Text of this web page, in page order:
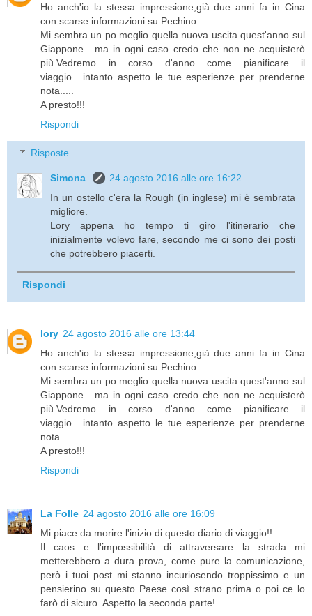
Ho anch'io la stessa impressione,già due anni fa in Cina
con scarse informazioni su Pechino.....
Mi sembra un po meglio quella nuova uscita quest'anno sul
Giappone....ma in ogni caso credo che non ne acquisterò
più.Vedremo in corso d'anno come pianificare il
viaggio....intanto aspetto le tue esperienze per prenderne
nota.....
A presto!!!
Rispondi
Risposte
Simona
24 agosto 2016 alle ore 16:22
In un ostello c'era la Rough (in inglese) mi è sembrata
migliore.
Lory appena ho tempo ti giro l'itinerario che
inizialmente volevo fare, secondo me ci sono dei posti
che potrebbero piacerti.
Rispondi
lory 24 agosto 2016 alle ore 13:44
Ho anch'io la stessa impressione,già due anni fa in Cina
con scarse informazioni su Pechino.....
Mi sembra un po meglio quella nuova uscita quest'anno sul
Giappone....ma in ogni caso credo che non ne acquisterò
più.Vedremo in corso d'anno come pianificare il
viaggio....intanto aspetto le tue esperienze per prenderne
nota.....
A presto!!!
Rispondi
La Folle 24 agosto 2016 alle ore 16:09
Mi piace da morire l'inizio di questo diario di viaggio!!
Il caos e l'impossibilità di attraversare la strada mi
metterebbero a dura prova, come pure la comunicazione,
però i tuoi post mi stanno incuriosendo troppissimo e un
pensierino su questo Paese così strano prima o poi ce lo
farò di sicuro. Aspetto la seconda parte!